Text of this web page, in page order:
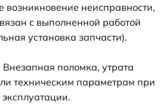
возникновение неисправности,
с выполненной работой
установка запчасти).
поломка, утрата
техническим параметрам при